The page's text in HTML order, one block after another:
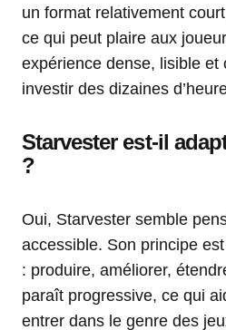
un format relativement
ce qui peut plaire aux
expérience dense, lisible et
investir des dizaines
Starvester est-il
?
Oui, Starvester semble
accessible. Son principe
: produire, améliorer,
paraît progressive, ce qui
entrer dans le genre des